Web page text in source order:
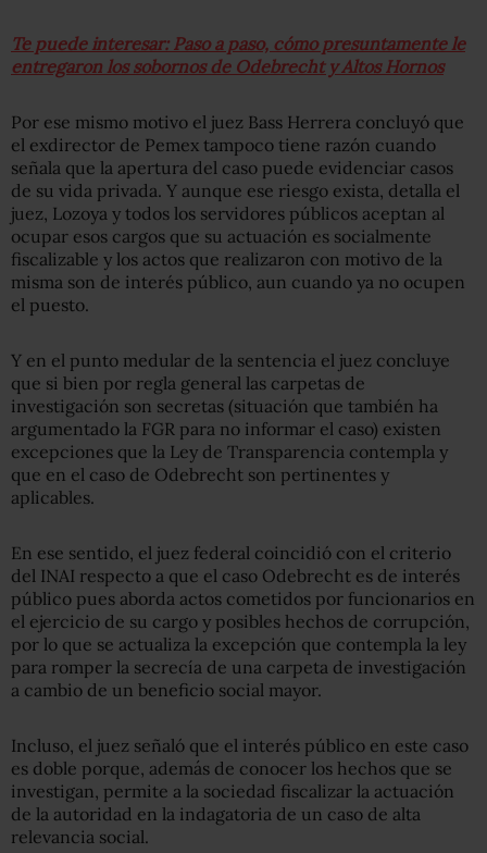
Te puede interesar: Paso a paso, cómo presuntamente le
entregaron los sobornos de Odebrecht y Altos Hornos
Por ese mismo motivo el juez Bass Herrera concluyó que
el exdirector de Pemex tampoco tiene razón cuando
señala que la apertura del caso puede evidenciar casos
de su vida privada. Y aunque ese riesgo exista, detalla el
juez, Lozoya y todos los servidores públicos aceptan al
ocupar esos cargos que su actuación es socialmente
fiscalizable y los actos que realizaron con motivo de la
misma son de interés público, aun cuando ya no ocupen
el puesto.
Y en el punto medular de la sentencia el juez concluye
que si bien por regla general las carpetas de
investigación son secretas (situación que también ha
argumentado la FGR para no informar el caso) existen
excepciones que la Ley de Transparencia contempla y
que en el caso de Odebrecht son pertinentes y
aplicables.
En ese sentido, el juez federal coincidió con el criterio
del INAI respecto a que el caso Odebrecht es de interés
público pues aborda actos cometidos por funcionarios en
el ejercicio de su cargo y posibles hechos de corrupción,
por lo que se actualiza la excepción que contempla la ley
para romper la secrecía de una carpeta de investigación
a cambio de un beneficio social mayor.
Incluso, el juez señaló que el interés público en este caso
es doble porque, además de conocer los hechos que se
investigan, permite a la sociedad fiscalizar la actuación
de la autoridad en la indagatoria de un caso de alta
relevancia social.